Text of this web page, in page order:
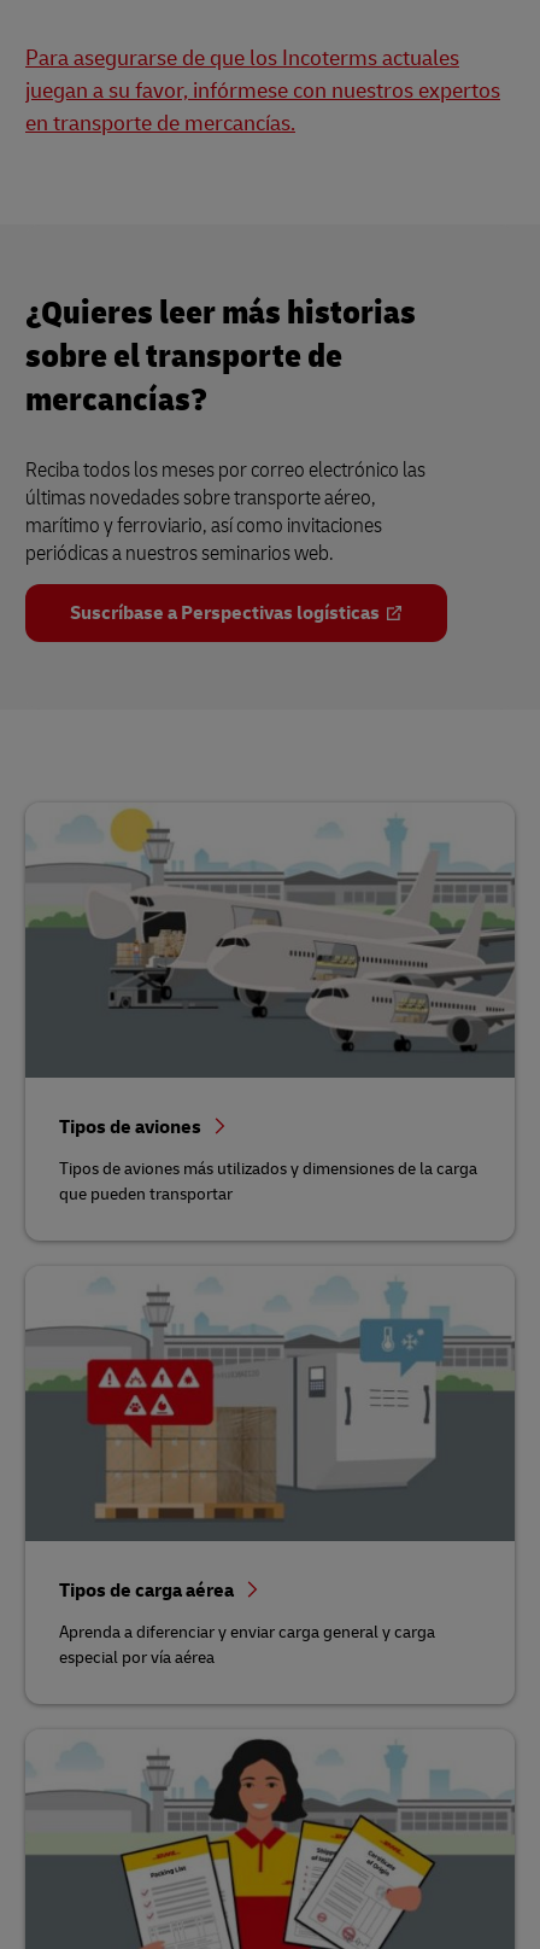
Para asegurarse de que los Incoterms actuales
juegan a su favor, infórmese con nuestros expertos
en transporte de mercancías.
¿Quieres leer más historias
sobre el transporte de
mercancías?
Reciba todos los meses por correo electrónico las
últimas novedades sobre transporte aéreo,
marítimo y ferroviario, así como invitaciones
periódicas a nuestros seminarios web.
Suscríbase a Perspectivas logísticas
Tipos de aviones
Tipos de aviones más utilizados y dimensiones de la carga
que pueden transportar
Tipos de carga aérea
Aprenda a diferenciar y enviar carga general y carga
especial por vía aérea